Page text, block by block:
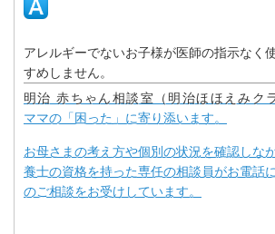
アレルギーでないお子様が医師の指示なく
すめしません。
明治 赤ちゃん相談室（明治ほほえみク
ママの「困った」に寄り添います。
お母さまの考え方や個別の状況を確認しな
養士の資格を持った専任の相談員がお電話
のご相談をお受けしています。